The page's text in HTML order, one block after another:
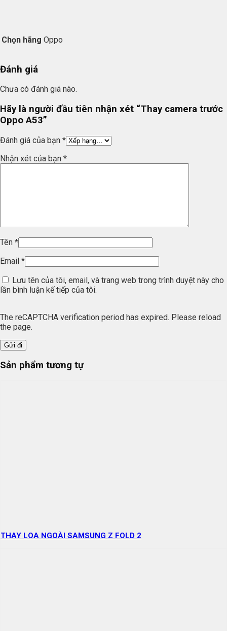
Chọn hãng Oppo
Đánh giá
Chưa có đánh giá nào.
Hãy là người đầu tiên nhận xét “Thay camera trước
Oppo A53”
Đánh giá của bạn *
Nhận xét của bạn *
Tên *
Email *
Lưu tên của tôi, email, và trang web trong trình duyệt này cho
lần bình luận kế tiếp của tôi.
The reCAPTCHA verification period has expired. Please reload
the page.
Sản phẩm tương tự
THAY LOA NGOÀI SAMSUNG Z FOLD 2